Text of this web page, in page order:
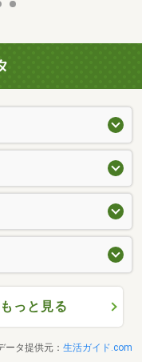
っと見る
ータ提供元： 生活ガイド.com